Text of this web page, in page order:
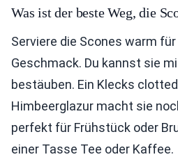
Was ist der beste Weg, die
Serviere die Scones warm
Geschmack. Du kannst sie
bestäuben. Ein Klecks
Himbeerglazur macht sie
perfekt für Frühstück oder
einer Tasse Tee oder Kaffee.